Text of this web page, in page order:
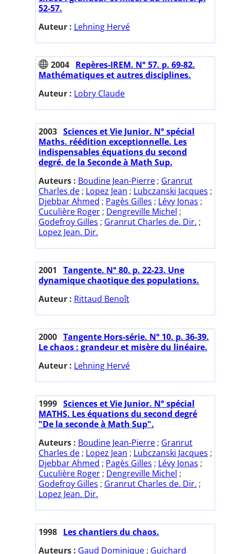
52-57.
Auteur : Lehning Hervé
2004 Repères-IREM. N° 57. p. 69-82.
Mathématiques et autres disciplines.
Auteur : Lobry Claude
2003 Sciences et Vie Junior. N° spécial
Maths. réédition exceptionnelle. Les
indispensables équations du second
degré, de la Seconde à Math Sup.
Auteurs : Boudine Jean-Pierre ; Granrut
Charles de ; Lopez Jean ; Lubczanski Jacques ;
Djebbar Ahmed ; Pagès Gilles ; Lévy Jonas ;
Cuculière Roger ; Dengreville Michel ;
Godefroy Gilles ; Granrut Charles de. Dir. ;
Lopez Jean. Dir.
2001
Tangente. N° 80. p. 22-23. Une
dynamique chaotique des populations.
Auteur : Rittaud Benoît
2000 Tangente Hors-série. N° 10. p. 36-39.
Le chaos : grandeur et misère du linéaire.
Auteur : Lehning Hervé
1999 Sciences et Vie Junior. N° spécial
MATHS. Les équations du second degré
"De la seconde à Math Sup".
Auteurs : Boudine Jean-Pierre ; Granrut
Charles de ; Lopez Jean ; Lubczanski Jacques ;
Djebbar Ahmed ; Pagès Gilles ; Lévy Jonas ;
Cuculière Roger ; Dengreville Michel ;
Godefroy Gilles ; Granrut Charles de. Dir. ;
Lopez Jean. Dir.
1998 Les chantiers du chaos.
Auteurs : Gaud Dominique ; Guichard